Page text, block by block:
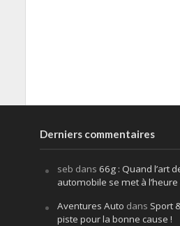
Derniers commentaires
seb dans 66g : Quand l’art
automobile se met à
Aventures Auto dans Sport
piste pour la bonne cause !